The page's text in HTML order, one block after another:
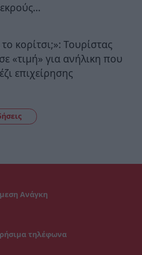
κορίτσι;»: Τουρίστας
«τιμή» για ανήλικη που
επιχείρησης
Ανάγκη
τηλέφωνα